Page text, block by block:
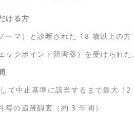
ける方
マ）と診断された 18 歳以上の方
クポイント阻害薬）を受けられた
ただく期間
中止基準に該当するまで最大 12
の追跡調査（約 3 年間）